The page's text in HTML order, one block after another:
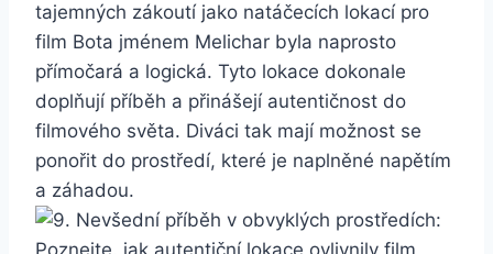
tajemných zákoutí jako natáčecích lokací pro
film Bota ‌jménem‌ Melichar byla naprosto
⁣přímočará a logická. Tyto lokace dokonale
doplňují příběh ⁤a přinášejí autentičnost do
filmového světa. Diváci tak mají možnost se
⁢ponořit do‌ prostředí, které je⁣ naplněné napětím
a záhadou.